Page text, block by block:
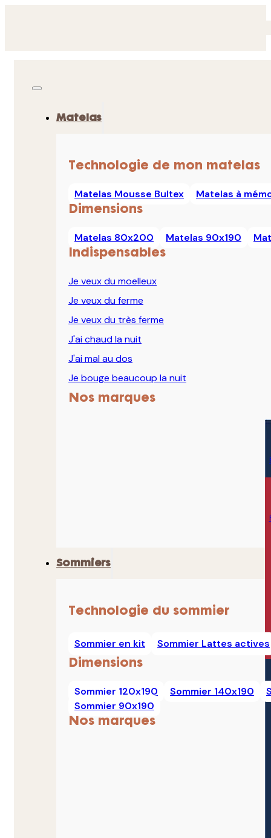
Matelas
Technologie de mon matelas
Matelas Mousse Bultex Matelas à
Dimensions
Matelas 80x200 Matelas 90x190
Indispensables
Je veux du moelleux
Je veux du ferme
Je veux du très ferme
J'ai chaud la nuit
J'ai mal au dos
Je bouge beaucoup la nuit
Nos marques
Sommiers
Technologie du sommier
Sommier en kit Sommier Lattes actives
Dimensions
Sommier 120x190 Sommier 140x190
Sommier 90x190
Nos marques